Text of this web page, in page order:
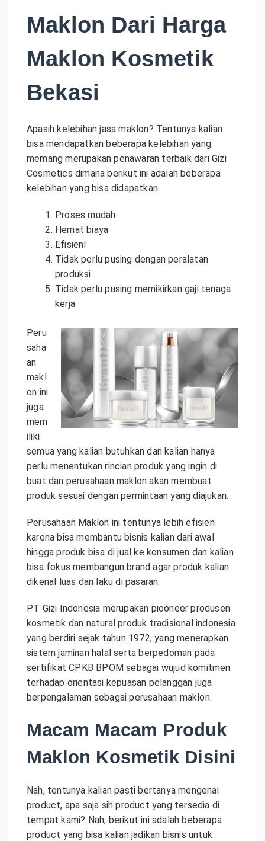
Maklon Dari Harga
Maklon Kosmetik
Bekasi
Apasih kelebihan jasa maklon? Tentunya kalian
bisa mendapatkan beberapa kelebihan yang
memang merupakan penawaran terbaik dari Gizi
Cosmetics dimana berikut ini adalah beberapa
kelebihan yang bisa didapatkan.
Proses mudah
Hemat biaya
Efisienl
Tidak perlu pusing dengan peralatan
produksi
Tidak perlu pusing memikirkan gaji tenaga
kerja
Peru
saha
an
makl
on ini
juga
mem
iliki
semua yang kalian butuhkan dan kalian hanya
perlu menentukan rincian produk yang ingin di
buat dan perusahaan maklon akan membuat
produk sesuai dengan permintaan yang diajukan.
Perusahaan Maklon ini tentunya lebih efisien
karena bisa membantu bisnis kalian dari awal
hingga produk bisa di jual ke konsumen dan kalian
bisa fokus membangun brand agar produk kalian
dikenal luas dan laku di pasaran.
PT Gizi Indonesia merupakan piooneer produsen
kosmetik dan natural produk tradisional indonesia
yang berdiri sejak tahun 1972, yang menerapkan
sistem jaminan halal serta berpedoman pada
sertifikat CPKB BPOM sebagai wujud komitmen
terhadap orientasi kepuasan pelanggan juga
berpengalaman sebagai perusahaan maklon.
Macam Macam Produk
Maklon Kosmetik Disini
Nah, tentunya kalian pasti bertanya mengenai
product, apa saja sih product yang tersedia di
tempat kami? Nah, berikut ini adalah beberapa
product yang bisa kalian jadikan bisnis untuk